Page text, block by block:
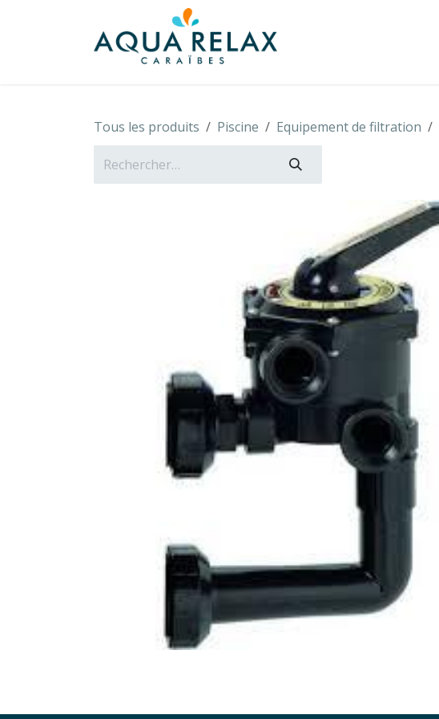
Tous les produits Piscine Equipement de filtration